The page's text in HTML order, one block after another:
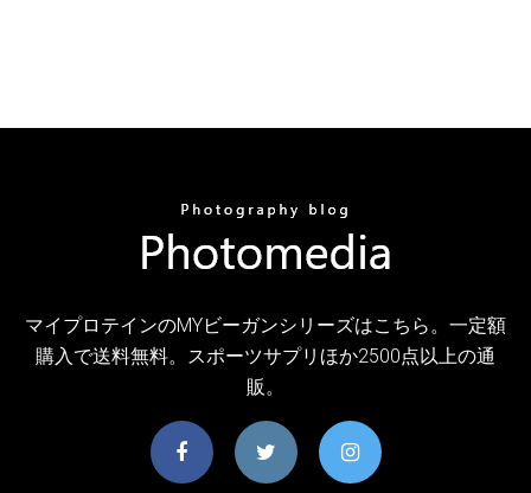
マイプロテインのMYビーガンシリーズはこちら。一定額
購入で送料無料。スポーツサプリほか2500点以上の通
販。